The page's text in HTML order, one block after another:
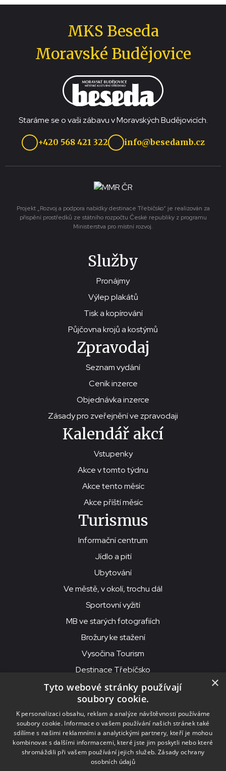
MKS Beseda
Moravské Budějovice
Staráme se o vaši zábavu v Moravských Budějovicích.
+420 568 421 322 info@besedamb.cz
Projekt „Rozvoj a podpora nabídky destinace Třebíčsko“ je realizován za
přispění prostředků ze státního rozpočtu České republiky z programu
Ministerstva pro místní rozvoj.
Služby
Pronájmy
Výlep plakátů
Tisk a kopírování
Půjčovna krojů a kostýmů
Zpravodaj
Seznam vydání
Ceník inzerce
Objednávka inzerce
Zásady pro zveřejnění ve zpravodaji
Kalendář akcí
Vstupenky
Akce v tomto týdnu
Akce tento měsíc
Akce příští měsíc
Turismus
Informační centrum
Jídlo a pití
Ubytování
Ve městě, v okolí, trochu dál
Sportovní vyžití
MB ve starých fotografiích
Brožury ke stažení
Vysočina Tourism
Destinace Třebíčsko
© 2026MKS Beseda Mor. Budějovice
MKS Beseda, příspěvková organizace, Purcnerova 62, 676 02
Moravské Budějovice
IČO: 00091758, DIČ: CZ00091758, ID datové schránky: chjn2kd
×
Tyto webové stránky používají
soubory cookie.
K personalizaci obsahu, reklam a analýze návštěvnosti používáme
soubory cookie. Informace o vašem používání našich stránek také
sdílíme s našimi reklamními a analytickými partnery, kteří je mohou
kombinovat s dalšími informacemi, které jste jim poskytli nebo které
shromáždili při vašem používání jejich služeb. Zásady ochrany
osobních údajů